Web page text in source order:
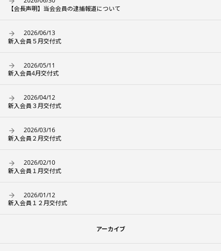
【会長声明】当会会員の逮捕報道について
2026/06/13
新入会員５月交付式
2026/05/11
新入会員4月交付式
2026/04/12
新入会員３月交付式
2026/03/16
新入会員２月交付式
2026/02/10
新入会員１月交付式
2026/01/12
新入会員１２月交付式
アーカイブ